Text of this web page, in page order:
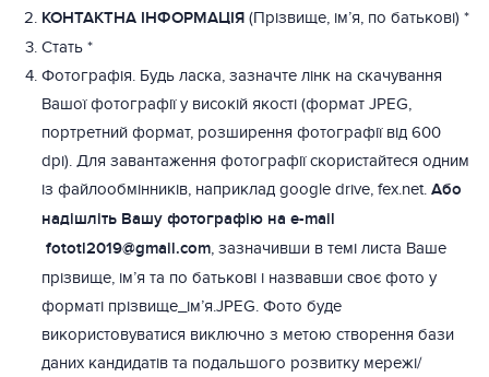
КОНТАКТНА ІНФОРМАЦІЯ (Прізвище, ім’я, по батькові) *
Стать *
Фотографія. Будь ласка, зазначте лінк на скачування
Вашої фотографії у високій якості (формат JPEG,
портретний формат, розширення фотографії від 600
dpi). Для завантаження фотографії скористайтеся одним
із файлообмінників, наприклад google drive, fex.net. Або
надішліть Вашу фотографію на e-mail
fototl2019@gmail.com, зазначивши в темі листа Ваше
прізвище, ім’я та по батькові і назвавши своє фото у
форматі прізвище_ім’я.JPEG. Фото буде
використовуватися виключно з метою створення бази
даних кандидатів та подальшого розвитку мережі/